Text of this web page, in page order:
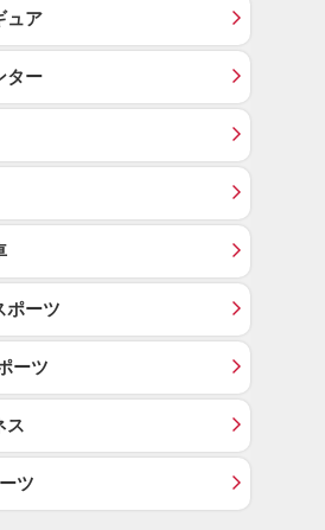
ュア
ター
ポーツ
ーツ
ス
ツ